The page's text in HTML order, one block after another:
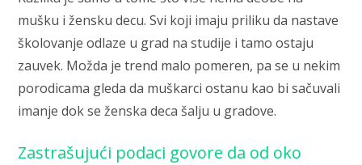
mušku i žensku decu. Svi koji imaju priliku da nastave
školovanje odlaze u grad na studije i tamo ostaju
zauvek. Možda je trend malo pomeren, pa se u nekim
porodicama gleda da muškarci ostanu kao bi sačuvali
imanje dok se ženska deca šalju u gradove.
Zastrašujući podaci govore da od oko